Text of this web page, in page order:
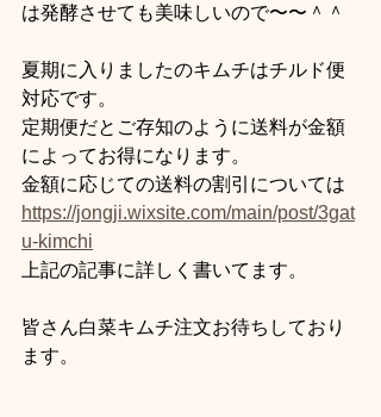
は発酵させても美味しいので〜〜＾＾
夏期に入りましたのキムチはチルド便
対応です。
定期便だとご存知のように送料が金額
によってお得になります。
金額に応じての送料の割引については
https://jongji.wixsite.com/main/post/3gat
u-kimchi
上記の記事に詳しく書いてます。
皆さん白菜キムチ注文お待ちしており
ます。